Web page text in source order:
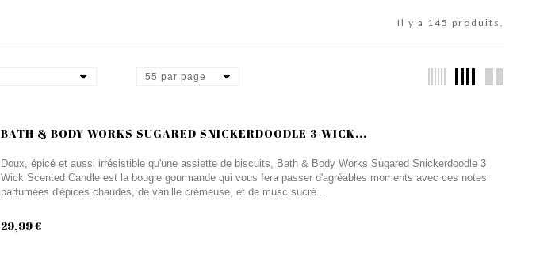
Il y a 145 produits.
55 par page
BATH & BODY WORKS SUGARED SNICKERDOODLE 3 WICK...
Doux, épicé et aussi irrésistible qu'une assiette de biscuits, Bath & Body Works Sugared Snickerdoodle 3
Wick Scented Candle est la bougie gourmande qui vous fera passer d'agréables moments avec ces notes
parfumées d'épices chaudes, de vanille crémeuse, et de musc sucré...
29,99 €